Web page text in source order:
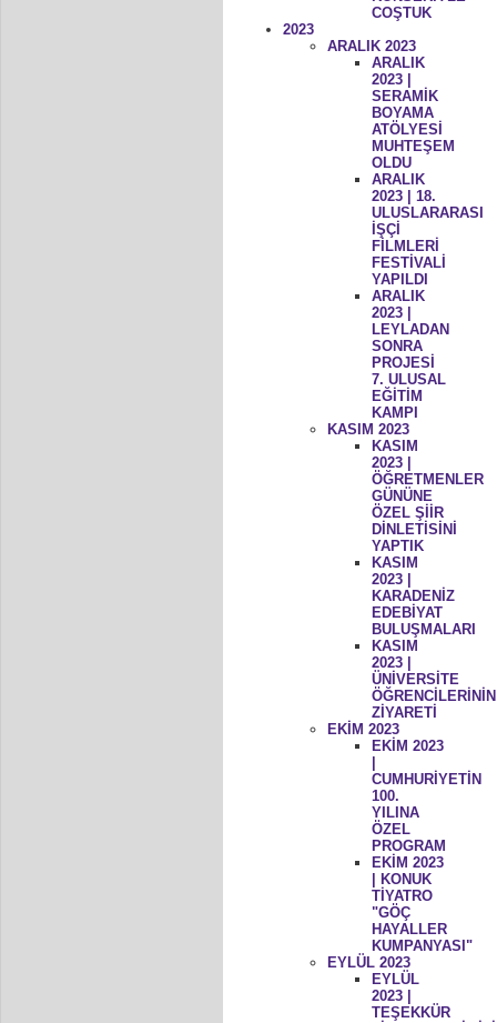
COŞTUK
2023
ARALIK 2023
ARALIK
2023 |
SERAMİK
BOYAMA
ATÖLYESİ
MUHTEŞEM
OLDU
ARALIK
2023 | 18.
ULUSLARARASI
İŞÇİ
FİLMLERİ
FESTİVALİ
YAPILDI
ARALIK
2023 |
LEYLADAN
SONRA
PROJESİ
7. ULUSAL
EĞİTİM
KAMPI
KASIM 2023
KASIM
2023 |
ÖĞRETMENLER
GÜNÜNE
ÖZEL ŞİİR
DİNLETİSİNİ
YAPTIK
KASIM
2023 |
KARADENİZ
EDEBİYAT
BULUŞMALARI
KASIM
2023 |
ÜNİVERSİTE
ÖĞRENCİLERİNİN
ZİYARETİ
EKİM 2023
EKİM 2023
CUMHURİYETİN
100.
YILINA
ÖZEL
PROGRAM
EKİM 2023
| KONUK
TİYATRO
"GÖÇ
HAYALLER
KUMPANYASI"
EYLÜL 2023
EYLÜL
2023 |
TEŞEKKÜR